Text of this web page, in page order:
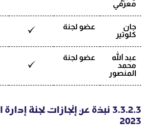
معرفي
جان
كلوتير
عضو لجنة
عبد الله
محمد
المنصور
عضو لجنة
3.3.2.3 نبذة عن إنجازات لجنة
2023